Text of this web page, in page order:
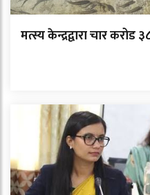
मत्स्य केन्द्रद्वारा चार करोड